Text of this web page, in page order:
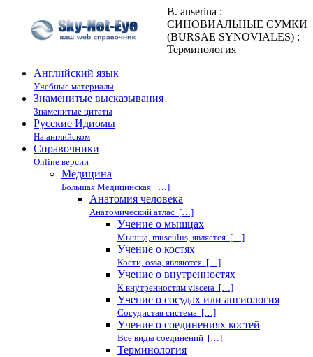
B. anserina :
СИНОВИАЛЬНЫЕ СУМКИ
(BURSAE SYNOVIALES) :
Терминология
Английский язык
Учебные материалы
Знаменитые высказывания
Знаменитые цитаты
Русские Идиомы
На английском
Справочники
Online версии
Медицина
Большая Медицинская […]
Анатомия человека
Анатомический атлас […]
Учение о мышцах
Мышца, musculus, является […]
Учение о костях
Кости, ossa, являются […]
Учение о внутренностях
К внутренностям viscera […]
Учение о сосудах или ангиология
Сосудистая система […]
Учение о соединениях костей
Все виды соединений […]
Терминология